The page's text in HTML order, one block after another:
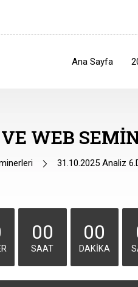
Ana Sayfa
WEB
31.10.2025 Analiz
00
SAAT
00
DAKIKA